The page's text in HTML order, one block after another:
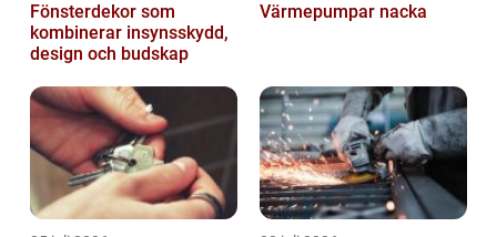
Fönsterdekor som
kombinerar insynsskydd,
design och budskap
Värmepumpar nacka